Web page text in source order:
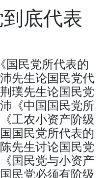
底代表
国民党所代表的
先生论国民党代
璞先生论国民党
《中国国民党所
工农小资产阶级
国民党所代表的
先生讨论国民党
国民党与小资产
民党必须有阶级